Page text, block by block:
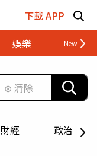
下載 APP
娛樂 財經
⊗ 清除
財經 政治